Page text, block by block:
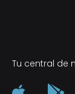
Tu central de